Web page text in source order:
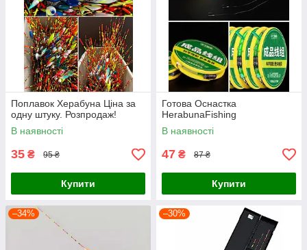
Поплавок Херабуна Ціна за
одну штуку. Розпродаж!
В наявності
35 ₴ 95 ₴
Купити
Готова Оснастка
HerabunaFishing
В наявності
47 ₴ 87 ₴
Купити
–34% –30%